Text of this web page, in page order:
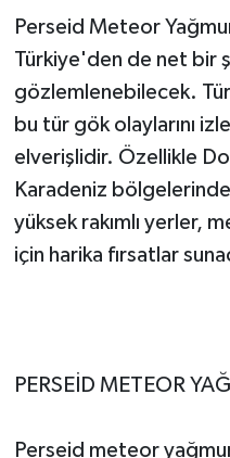
Perseid Meteor
Türkiye'den de net bir
gözlemlenebilecek.
bu tür gök olaylarını
elverişlidir. Özellikle
Karadeniz
yüksek rakımlı yerler,
için harika fırsatlar
PERSEİD METEOR
Perseid meteor